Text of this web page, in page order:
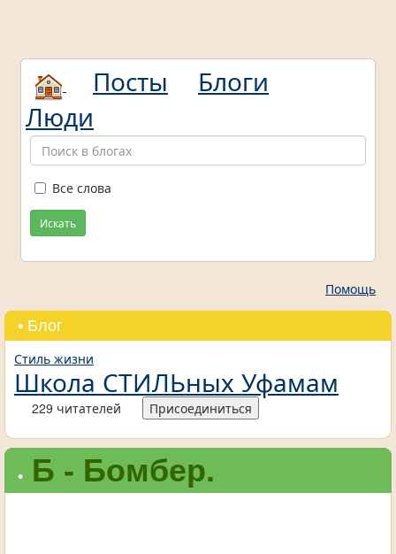
Посты
Блоги
Люди
Все слова
Искать
Помощь
• Блог
Стиль жизни
Школа СТИЛЬных Уфамам
229 читателей Присоединиться
• Б - Бомбер.